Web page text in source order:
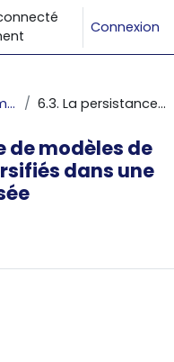
recherche Connexion
Chapitre 6 : Deuxième mondialisation, financiarisation du capitalisme et inégalités globales depuis les années 1980 6.3. La persistance de modèles de capitalismes diversifiés dans une économie globalisée
de modèles de
dans une